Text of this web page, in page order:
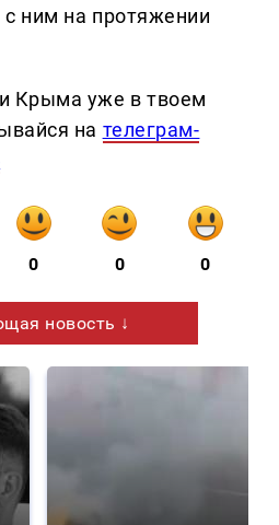
ним на протяжении
Крыма уже в твоем
на телеграм-
0 0 0
новость ↓